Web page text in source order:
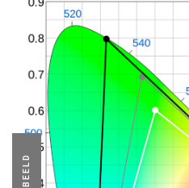
BEELD